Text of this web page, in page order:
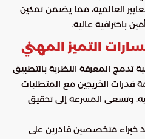
العالمية، مما يضمن تمكين
باحترافية عالية.
التميز المهني
تدمج المعرفة النظرية بالتطبيق
قدرات الخريجين مع المتطلبات
وتسعى المسرعة إلى تحقيق
خبراء متخصصين قادرين على